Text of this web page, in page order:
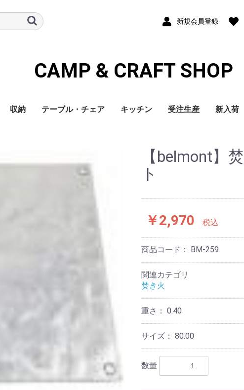
新規会員登録
CAMP & CRAFT SHOP
収納 テーブル・チェア キッチン 受注生産 新入荷
【belmont】
ト
￥2,970 税込
商品コード： BM-259
関連カテゴリ
焚き火
重さ： 0.40
サイズ： 80.00
数量